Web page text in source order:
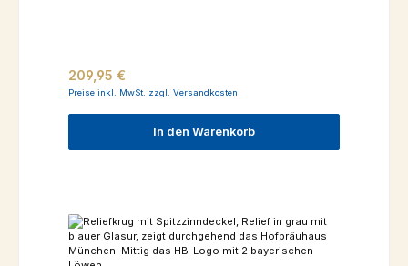
Regulärer Preis:
209,95 €
Preise inkl. MwSt. zzgl. Versandkosten
In den Warenkorb